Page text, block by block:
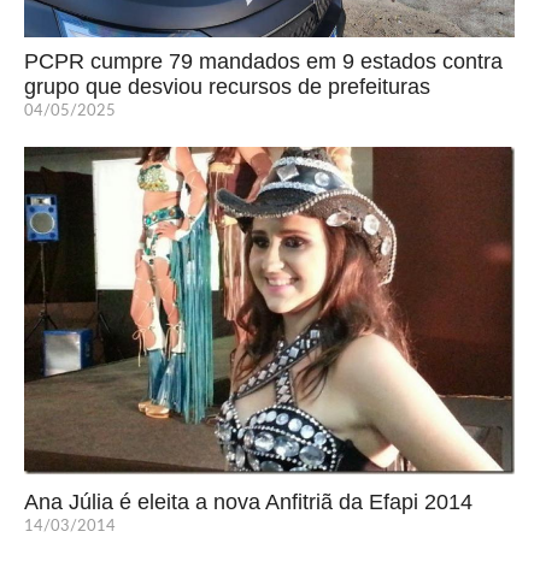
PCPR cumpre 79 mandados em 9 estados contra
grupo que desviou recursos de prefeituras
04/05/2025
Ana Júlia é eleita a nova Anfitriã da Efapi 2014
14/03/2014